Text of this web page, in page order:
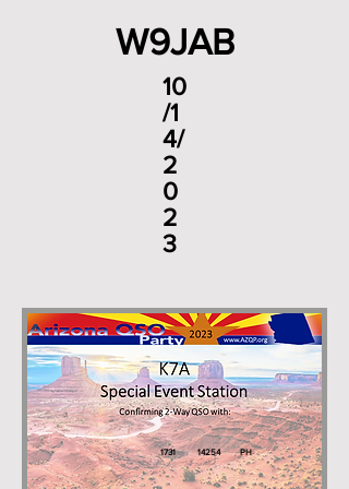
W9JAB
10
/1
4/
2
0
2
3
1731 14254 PH